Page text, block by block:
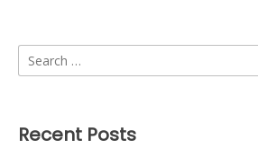
Search
for:
Recent Posts